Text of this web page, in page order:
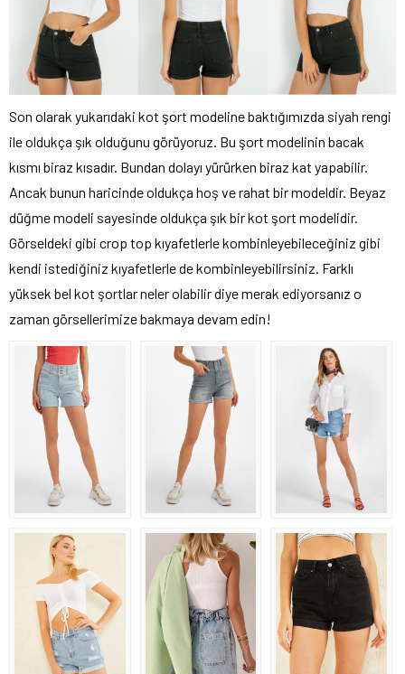
Son olarak yukarıdaki kot şort modeline baktığımızda siyah rengi
ile oldukça şık olduğunu görüyoruz. Bu şort modelinin bacak
kısmı biraz kısadır. Bundan dolayı yürürken biraz kat yapabilir.
Ancak bunun haricinde oldukça hoş ve rahat bir modeldir. Beyaz
düğme modeli sayesinde oldukça şık bir kot şort modelidir.
Görseldeki gibi crop top kıyafetlerle kombinleyebileceğiniz gibi
kendi istediğiniz kıyafetlerle de kombinleyebilirsiniz. Farklı
yüksek bel kot şortlar neler olabilir diye merak ediyorsanız o
zaman görsellerimize bakmaya devam edin!